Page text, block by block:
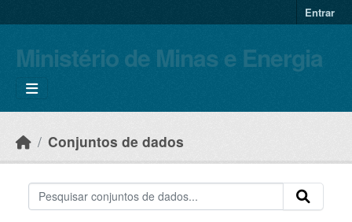
Entrar
Ministério de Minas e Energia
Conjuntos de dados